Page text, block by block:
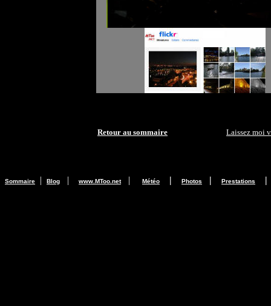
Retour au sommaire Laissez moi
Sommaire | Blog | www.MToo.net | Météo | Photos | Prestations |